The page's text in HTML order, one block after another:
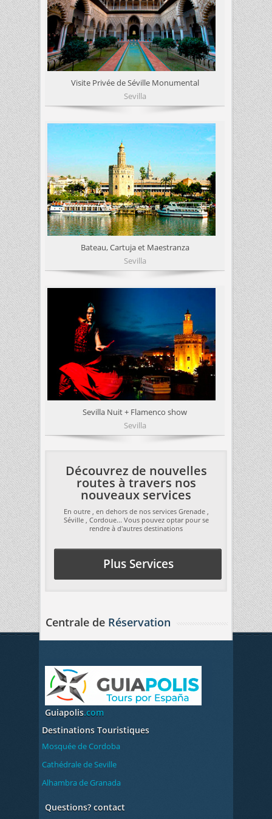
Visite Privée de Séville Monumental
Sevilla
Bateau, Cartuja et Maestranza
Sevilla
Sevilla Nuit + Flamenco show
Sevilla
Découvrez de nouvelles
routes à travers nos
nouveaux services
En outre , en dehors de nos services Grenade ,
Séville , Cordoue... Vous pouvez optar pour se
rendre à d'autres destinations
Plus Services
Centrale de Réservation
Guiapolis.com
Destinations Touristiques
Mosquée de Cordoba
Cathédrale de Seville
Alhambra de Granada
Questions? contact